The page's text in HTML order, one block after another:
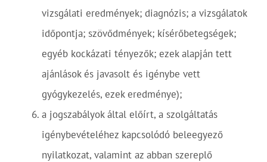
vizsgálati eredmények; diagnózis; a vizsgálatok
időpontja; szövődmények; kísérőbetegségek;
egyéb kockázati tényezők; ezek alapján tett
ajánlások és javasolt és igénybe vett
gyógykezelés, ezek eredménye);
a jogszabályok által előírt, a szolgáltatás
igénybevételéhez kapcsolódó beleegyező
nyilatkozat, valamint az abban szereplő